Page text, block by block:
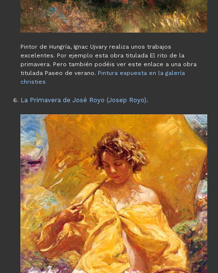
Pintor de Hungría, Ignac Ujvary realiza unos trabajos
excelentes. Por ejemplo esta obra titulada El rito de la
primavera. Pero también podéis ver este enlace a una obra
titulada Paseo de verano. Pintura expuesta en la galería
christies
La Primavera de José Royo (Josep Royo).